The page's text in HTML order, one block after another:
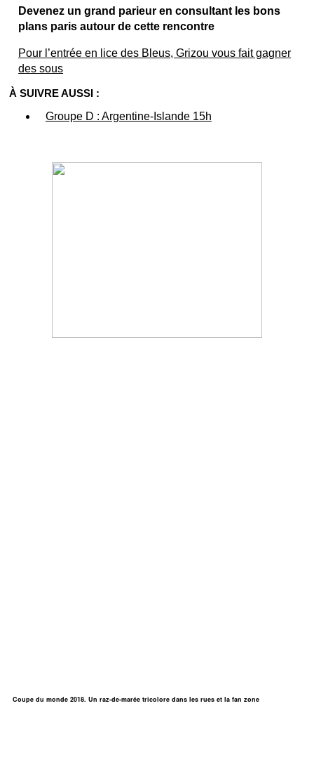
Devenez un grand parieur en consultant les bons
plans paris autour de cette rencontre
Pour l’entrée en lice des Bleus, Grizou vous fait gagner
des sous
À SUIVRE AUSSI :
Groupe D : Argentine-Islande 15h
Coupe du monde 2018. Un raz-de-marée tricolore dans les rues et la fan zone